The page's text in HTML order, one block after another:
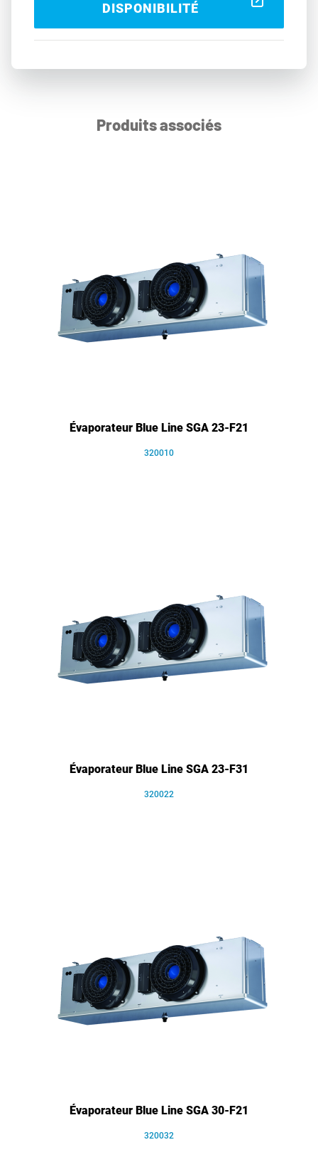
DISPONIBILITÉ
Produits associés
Évaporateur Blue Line SGA 23-F21
320010
Évaporateur Blue Line SGA 23-F31
320022
Évaporateur Blue Line SGA 30-F21
320032